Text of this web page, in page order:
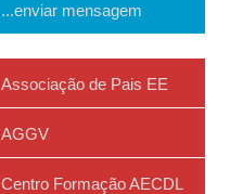
...enviar mensagem
Associação de Pais EE
AGGV
Centro Formação AECDL